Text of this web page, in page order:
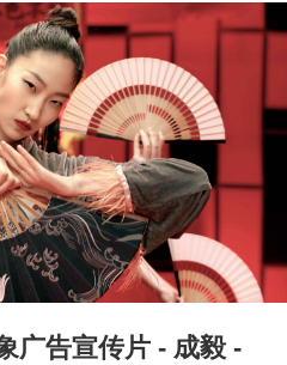
广告宣传片 - 成毅 -